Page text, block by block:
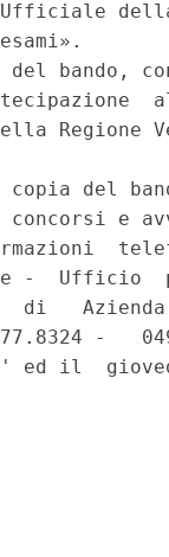
Ufficiale
del bando,
Regione
copia del
concorsi e
-  Ufficio
di
-
ed il